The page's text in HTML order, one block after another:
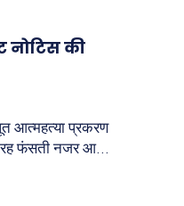
नोटिस की
आत्महत्या प्रकरण
फंसती नजर आ...